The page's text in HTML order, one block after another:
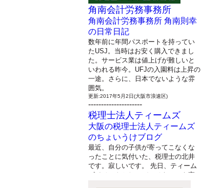
角南会計労務事務所
角南会計労務事務所 角南則幸
の日常日記
数年前に年間パスポートを持ってい
たUSJ。当時はお安く購入できまし
た。サービス業は値上げが難しいと
いわれる昨今。UFJの入園料は上昇の
一途。さらに、日本でないような雰
囲気。
更新:2017年5月2日(大阪市浪速区)
---------------------
税理士法人ティームズ
大阪の税理士法人ティームズ
のちょいうけブログ
最近、自分の子供が寄ってこなくな
ったことに気付いた、税理士の北井
です。寂しいです。 先日、ティーム
ズイベントとしてバーベキューを実